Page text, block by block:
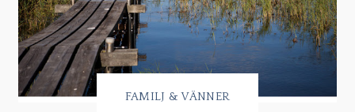
FAMILJ & VÄNNER